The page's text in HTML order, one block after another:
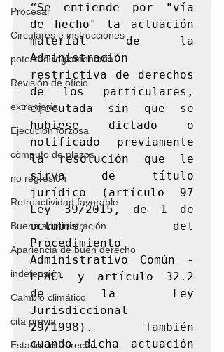
Procesal
Circulares e instrucciones
potestad reglamentaria
Revisión de oficio
extranjería
Ejecución forzosa
cómputo de plazos
no regresión
Retroactividad favorable
Buena administración
Apariencia de buen derecho
indefensión
Cambio climático
cita previa
Estado de Derecho
“Se entiende por "vía
de hecho" la actuación
material de la
Administración
restrictiva de derechos
de los particulares,
ejecutada sin que se
hubiese dictado o
notificado previamente
la resolución que le
sirva de título
jurídico (artículo 97
Ley 39/2015, de 1 de
octubre, del
Procedimiento
Administrativo Común -
LPAC- y artículo 32.2
de la Ley
Jurisdiccional
29/1998). También
cuando dicha actuación